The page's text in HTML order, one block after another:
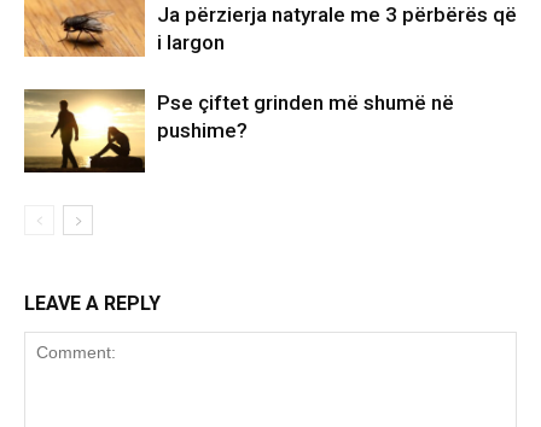
Ja përzierja natyrale me 3 përbërës që
i largon
Pse çiftet grinden më shumë në
pushime?
LEAVE A REPLY